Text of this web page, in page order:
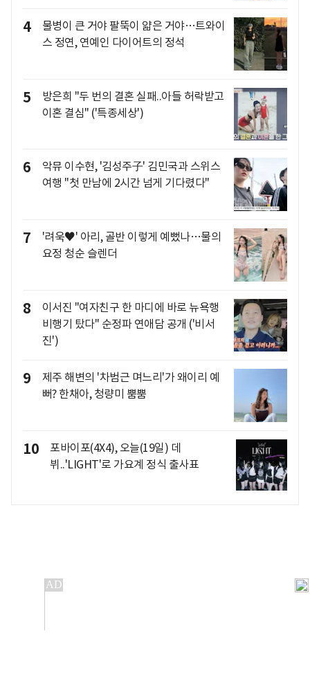
4
물병이 큰 거야 팔뚝이 얇은 거야…트와이
스 정연, 연예인 다이어트의 정석
5
방은희 "두 번의 결혼 실패..아들 허락받고
이혼 결심" ('특종세상')
6
악뮤 이수현, '김성주子' 김민국과 스위스
여행 "첫 만남에 2시간 넘게 기다렸다"
7
'려욱♥' 아리, 골반 이렇게 예뻤나…물의
요정 청순 슬렌더
8
이서진 "여자친구 한 마디에 바로 뉴욕행
비행기 탔다" 순정파 연애담 공개 ('비서
진')
9
제주 해변의 '차범근 며느리'가 왜이리 예
뻐? 한채아, 청량미 뿜뿜
10
포바이포(4X4), 오늘(19일) 데
뷔..'LIGHT'로 가요계 정식 출사표